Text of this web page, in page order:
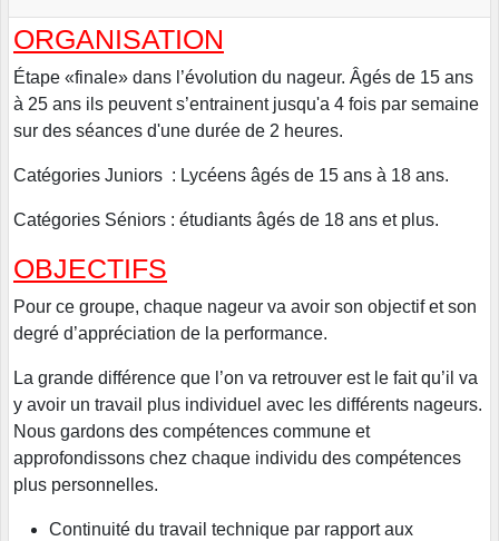
ORGANISATION
Étape «finale» dans l’évolution du nageur. Âgés de 15 ans
à 25 ans ils peuvent s’entrainent jusqu'a 4 fois par semaine
sur des séances d'une durée de 2 heures.
Catégories Juniors : Lycéens âgés de 15 ans à 18 ans.
Catégories Séniors : étudiants âgés de 18 ans et plus.
OBJECTIFS
Pour ce groupe, chaque nageur va avoir son objectif et son
degré d’appréciation de la performance.
La grande différence que l’on va retrouver est le fait qu’il va
y avoir un travail plus individuel avec les différents nageurs.
Nous gardons des compétences commune et
approfondissons chez chaque individu des compétences
plus personnelles.
Continuité du travail technique par rapport aux